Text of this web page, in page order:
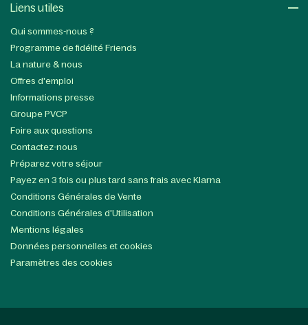
Liens utiles​
Qui sommes-nous ?
Programme de fidélité Friends
La nature & nous
Offres d'emploi
Informations presse
Groupe PVCP
Foire aux questions
Contactez-nous
Préparez votre séjour
Payez en 3 fois ou plus tard sans frais avec Klarna
Conditions Générales de Vente
Conditions Générales d'Utilisation
Mentions légales
Données personnelles et cookies
Paramètres des cookies